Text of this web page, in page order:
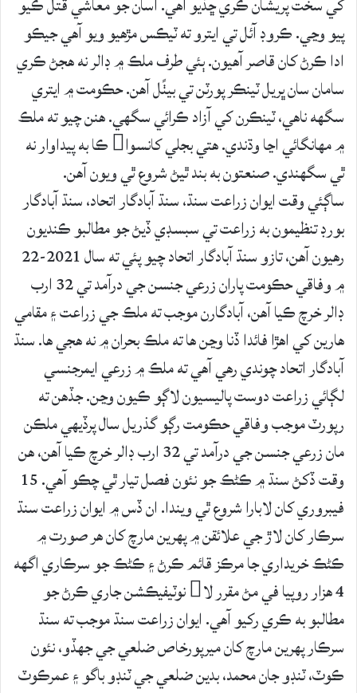
پيو وڃي. ڪروڊ آئل تي ايترو ته ٽيڪس مڙهيو ويو آهي جيڪو
ادا ڪرڻ کان قاصر آهيون. ٻئي طرف ملڪ ۾ ڊالر نه هجڻ ڪري
سامان سان ڀريل ٽينڪر پورٽن تي بيٺًل آهن. حڪومت ۾ ايتري
سگهه ناهي، ٽينڪرن کي آزاد ڪرائي سگهي. هنن چيو ته ملڪ
۾ مهانگائي اڃا وڌندي. هتي بجلي کانسوا ڪا به پيداوار نه
ٿي سگهندي. صنعتون به بند ٿيڻ شروع ٿي ويون آهن.
ساڳئي وقت ايوان زراعت سنڌ، سنڌ آبادگار اتحاد، سنڌ آبادگار
بورڊ تنظيمون به زراعت تي سبسڊي ڏيڻ جو مطالبو ڪنديون
رهيون آهن، تازو سنڌ آبادگار اتحاد چيو پئي ته سال 2021-22
۾ وفاقي حڪومت پاران زرعي جنسن جي درآمد تي 32 ارب
ڊالر خرچ ڪيا آهن، آبادگارن موجب ته ملڪ جي زراعت ۽ مقامي
هارين کي اهڙا فائدا ڏنا وڃن ها ته ملڪ بحران ۾ نه هجي ها. سنڌ
آبادگار اتحاد چوندي رهي آهي ته ملڪ ۾ زرعي ايمرجنسي
لڳائي زراعت دوست پاليسيون لاڳو ڪيون وڃن. جڏهن ته
رپورٽ موجب وفاقي حڪومت رڳو گذريل سال پرڏيهي ملڪن
مان زرعي جنسن جي درآمد تي 32 ارب ڊالر خرچ ڪيا آهن، هن
وقت ڏکڻ سنڌ ۾ ڪڻڪ جو نئون فصل تيار ٿي چڪو آهي. 15
فيبروري کان لابارا شروع ٿي ويندا. ان ڏس ۾ ايوان زراعت سنڌ
سرڪار کان لاڙ جي علائقن ۾ پهرين مارچ کان هر صورت ۾
ڪڻڪ خريداري جا مرڪز قائم ڪرڻ ۽ ڪڻڪ جو سرڪاري اگهه
4 هزار روپيا في مڻ مقرر لا نوٽيفيڪشن جاري ڪرڻ جو
مطالبو به ڪري رکيو آهي. ايوان زراعت سنڌ موجب ته سنڌ
سرڪار پهرين مارچ کان ميرپورخاص ضلعي جي جهڏو، نئون
ڪوٽ، ٽنڊو جان محمد، بدين ضلعي جي ٽنڊو باگو ۽ عمرڪوٽ